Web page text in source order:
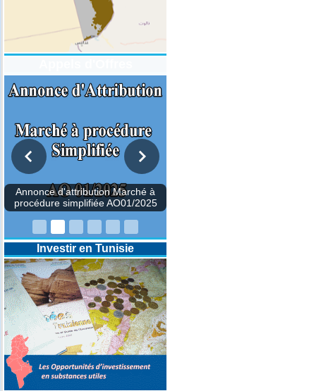
Annonce d'attribution Marché à
procédure simplifiée AO01/2025
Investir en Tunisie